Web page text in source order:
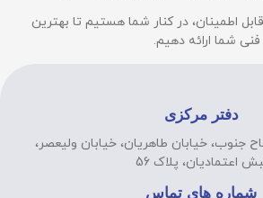
اطمینان، در کنار شما هستیم تا بهترین
شما ارائه دهیم.
دفتر مرکزی
جنوب، خیابان طاهریان، خیابان ولیعصر،
اعتمادیان، پلاک 56
شماره های تماس